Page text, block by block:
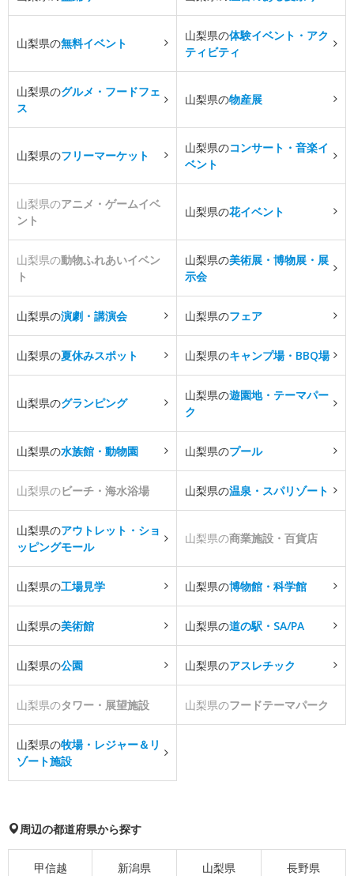
山梨県の無料イベント
山梨県の体験イベント・アク
ティビティ
山梨県のグルメ・フードフェ
ス
山梨県の物産展
山梨県のフリーマーケット
山梨県のコンサート・音楽イ
ベント
山梨県のアニメ・ゲームイベ
ント
山梨県の花イベント
山梨県の動物ふれあいイベン
ト
山梨県の美術展・博物展・展
示会
山梨県の演劇・講演会 山梨県のフェア
山梨県の夏休みスポット 山梨県のキャンプ場・BBQ場
山梨県のグランピング
山梨県の遊園地・テーマパー
ク
山梨県の水族館・動物園 山梨県のプール
山梨県のビーチ・海水浴場 山梨県の温泉・スパリゾート
山梨県のアウトレット・ショ
ッピングモール
山梨県の商業施設・百貨店
山梨県の工場見学 山梨県の博物館・科学館
山梨県の美術館 山梨県の道の駅・SA/PA
山梨県の公園 山梨県のアスレチック
山梨県のタワー・展望施設 山梨県のフードテーマパーク
山梨県の牧場・レジャー＆リ
ゾート施設
周辺の都道府県から探す
甲信越 新潟県 山梨県 長野県